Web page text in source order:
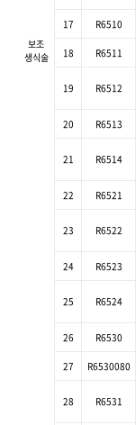
보조
생식술
17 R6510
18 R6511
19 R6512
20 R6513
21 R6514
22 R6521
23 R6522
24 R6523
25 R6524
26 R6530
27 R6530080
28 R6531